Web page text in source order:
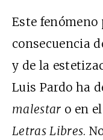
Este fenómeno
consecuencia
y de la
Luis Pardo ha
malestar o en
Letras Libres.